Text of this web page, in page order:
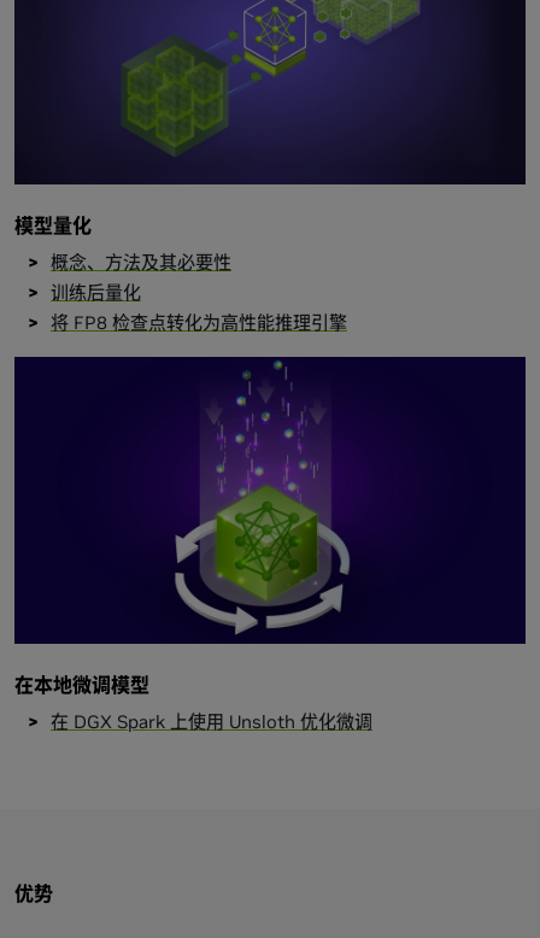
模型量化
概念、方法及其必要性
训练后量化
将 FP8 检查点转化为高性能推理引擎
在本地微调模型
在 DGX Spark 上使用 Unsloth 优化微调
优势